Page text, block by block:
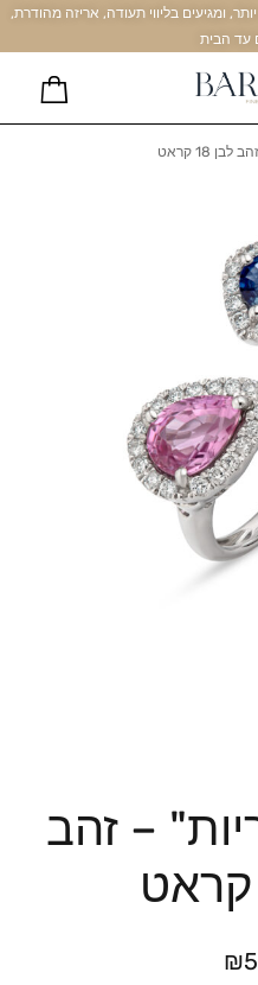
זהב אמיתי 14 קראט או יותר, ומגיעים בליווי תעודה, אריזה מהודרת,
עד הבית
18 קראט
– זהב
₪